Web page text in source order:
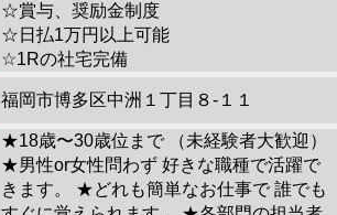
☆賞与、奨励金制度
☆日払1万円以上可能
☆1Rの社宅完備
福岡市博多区中洲１丁目８-１１
★18歳〜30歳位まで （未経験者大歓迎）
★男性or女性問わず 好きな職種で活躍で
きます。 ★どれも簡単なお仕事で 誰でも